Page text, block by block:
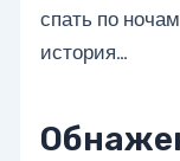
спать по
история…